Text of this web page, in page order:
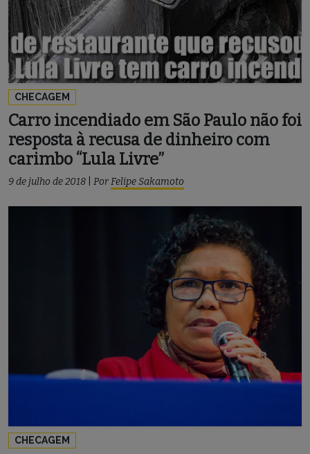
CHECAGEM
Carro incendiado em São Paulo não foi
resposta à recusa de dinheiro com
carimbo “Lula Livre”
9 de julho de 2018 PorFelipe Sakamoto
CHECAGEM